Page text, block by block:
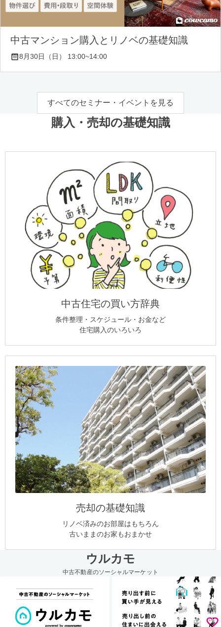
中古マンション購入とリノベの基礎知識
8月30日（日） 13:00~14:00
すべてのセミナー・イベントを見る
購入・売却の基礎知識
中古住宅の買い方辞典
条件整理・スケジュール・お金など
住宅購入のいろいろ
売却の基礎知識
リノベ済みのお部屋はもちろん
古いままのお家もおまかせ
ウルカモ
中古不動産のソーシャルマーケット